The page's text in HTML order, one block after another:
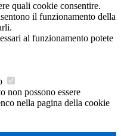
quali cookie consentire.
il funzionamento della
al funzionamento potete
non possono essere
nella pagina della cookie